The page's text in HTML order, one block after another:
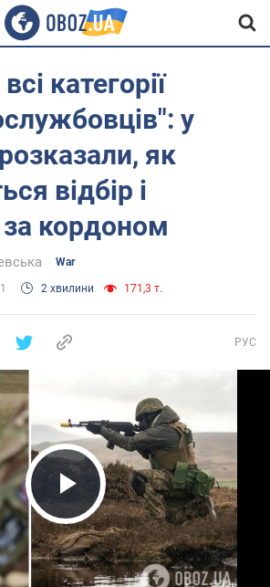
категорії
у
як
відбір і
кордоном
War
2 хвилини 171,3 т.
РУС
Play Video